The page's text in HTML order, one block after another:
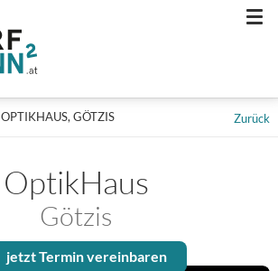
AKTUELL: OPTIKHAUS, GÖTZIS
OPTIKHAUS, GÖTZIS Zurück
OptikHaus
Götzis
jetzt Termin vereinbaren